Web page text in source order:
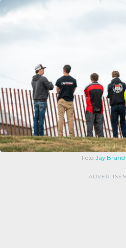
Foto:Jay Brand